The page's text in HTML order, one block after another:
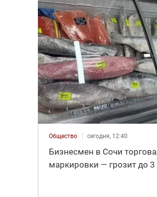
Общество сегодня, 12:40
Бизнесмен в Сочи
маркировки — грозит до 3